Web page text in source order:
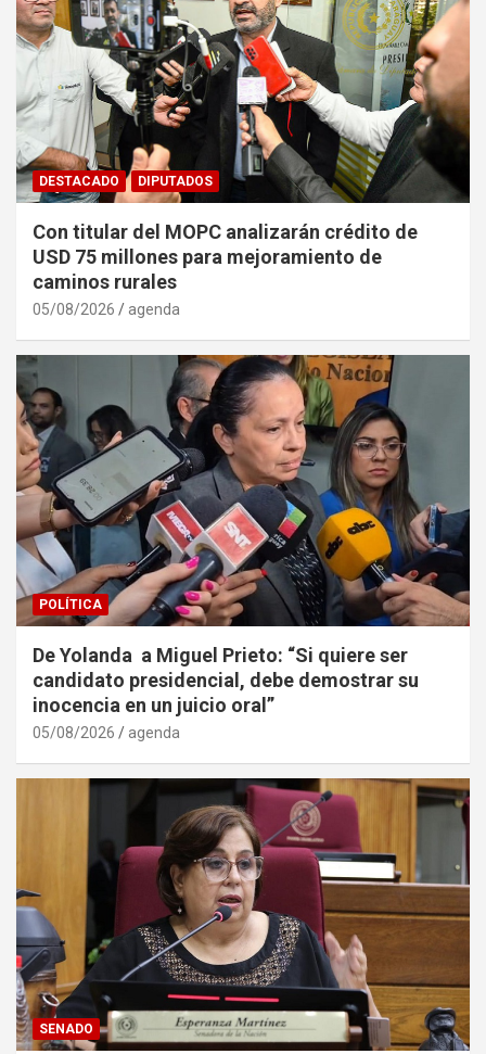
DESTACADO DIPUTADOS
Con titular del MOPC analizarán crédito de
USD 75 millones para mejoramiento de
caminos rurales
05/08/2026 agenda
POLÍTICA
De Yolanda a Miguel Prieto: “Si quiere ser
candidato presidencial, debe demostrar su
inocencia en un juicio oral”
05/08/2026 agenda
SENADO